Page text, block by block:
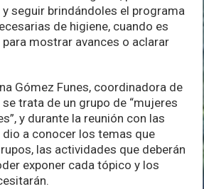
seguir brindándoles el programa
de higiene, cuando es
mostrar avances o aclarar
Gómez Funes, coordinadora de
se trata de un grupo de “mujeres
y durante la reunión con las
a conocer los temas que
las actividades que deberán
exponer cada tópico y los